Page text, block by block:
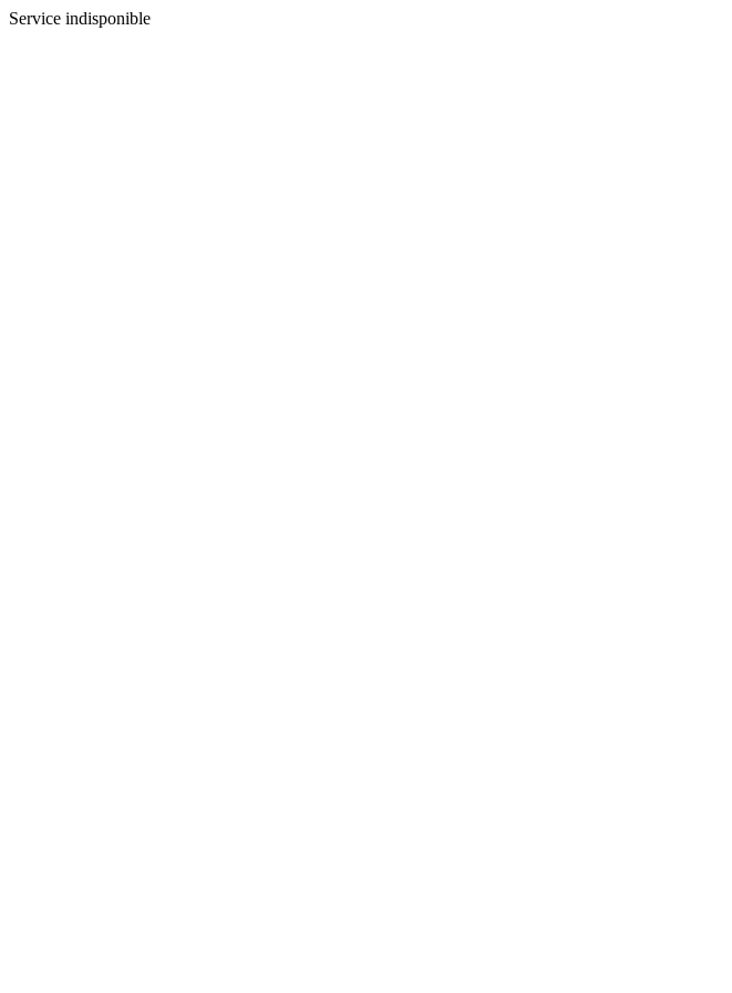
Service indisponible